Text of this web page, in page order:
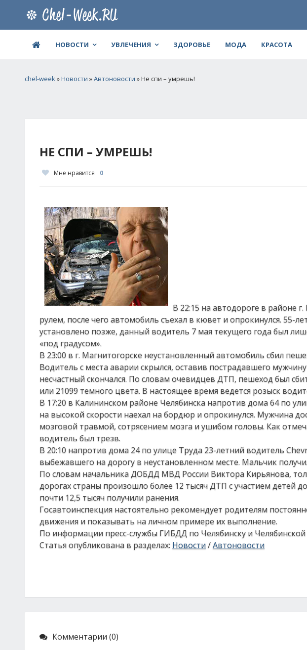
НОВОСТИ УВЛЕЧЕНИЯ ЗДОРОВЬЕ МОДА КРАСОТА
chel-week»Новости »Автоновости » Не спи – умрешь!
НЕ СПИ – УМРЕШЬ!
Мне нравится 0
В 22:15 на автодороге в районе
рулем, после чего автомобиль съехал в кювет и опрокинулся. 55-
установлено позже, данный водитель 7 мая текущего года был
«под градусом».
В 23:00 в г. Магнитогорске неустановленный автомобиль сбил
Водитель с места аварии скрылся, оставив пострадавшего
несчастный скончался. По словам очевидцев ДТП, пешеход был
или 21099 темного цвета. В настоящее время ведется розыск
В 17:20 в Калининском районе Челябинска напротив дома 64 по
на высокой скорости наехал на бордюр и опрокинулся. Мужчина
мозговой травмой, сотрясением мозга и ушибом головы. Как
водитель был трезв.
В 20:10 напротив дома 24 по улице Труда 23-летний водитель
выбежавшего на дорогу в неустановленном месте. Мальчик
По словам начальника ДОБДД МВД России Виктора Кирьянова,
дорогах страны произошло более 12 тысяч ДТП с участием детей
почти 12,5 тысяч получили ранения.
Госавтоинспекция настоятельно рекомендует родителям
движения и показывать на личном примере их выполнение.
По информации пресс-службы ГИБДД по Челябинску и Челябинской
Статья опубликована в разделах: Новости/Автоновости
Комментарии (0)